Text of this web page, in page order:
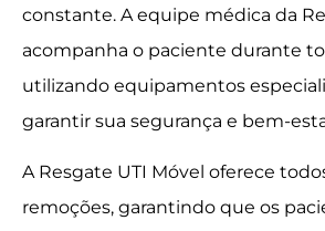
constante. A equipe médica da
acompanha o paciente durante
utilizando equipamentos
garantir sua segurança e bem-
A Resgate UTI Móvel oferece
remoções, garantindo que os